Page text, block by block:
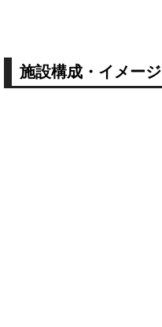
施設構成・イメージ